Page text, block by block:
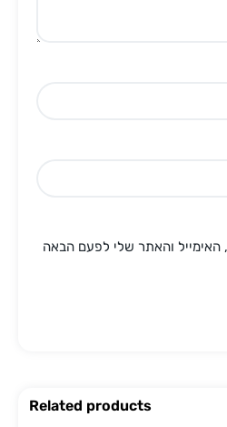
והאתר שלי לפעם הבאה
Related products